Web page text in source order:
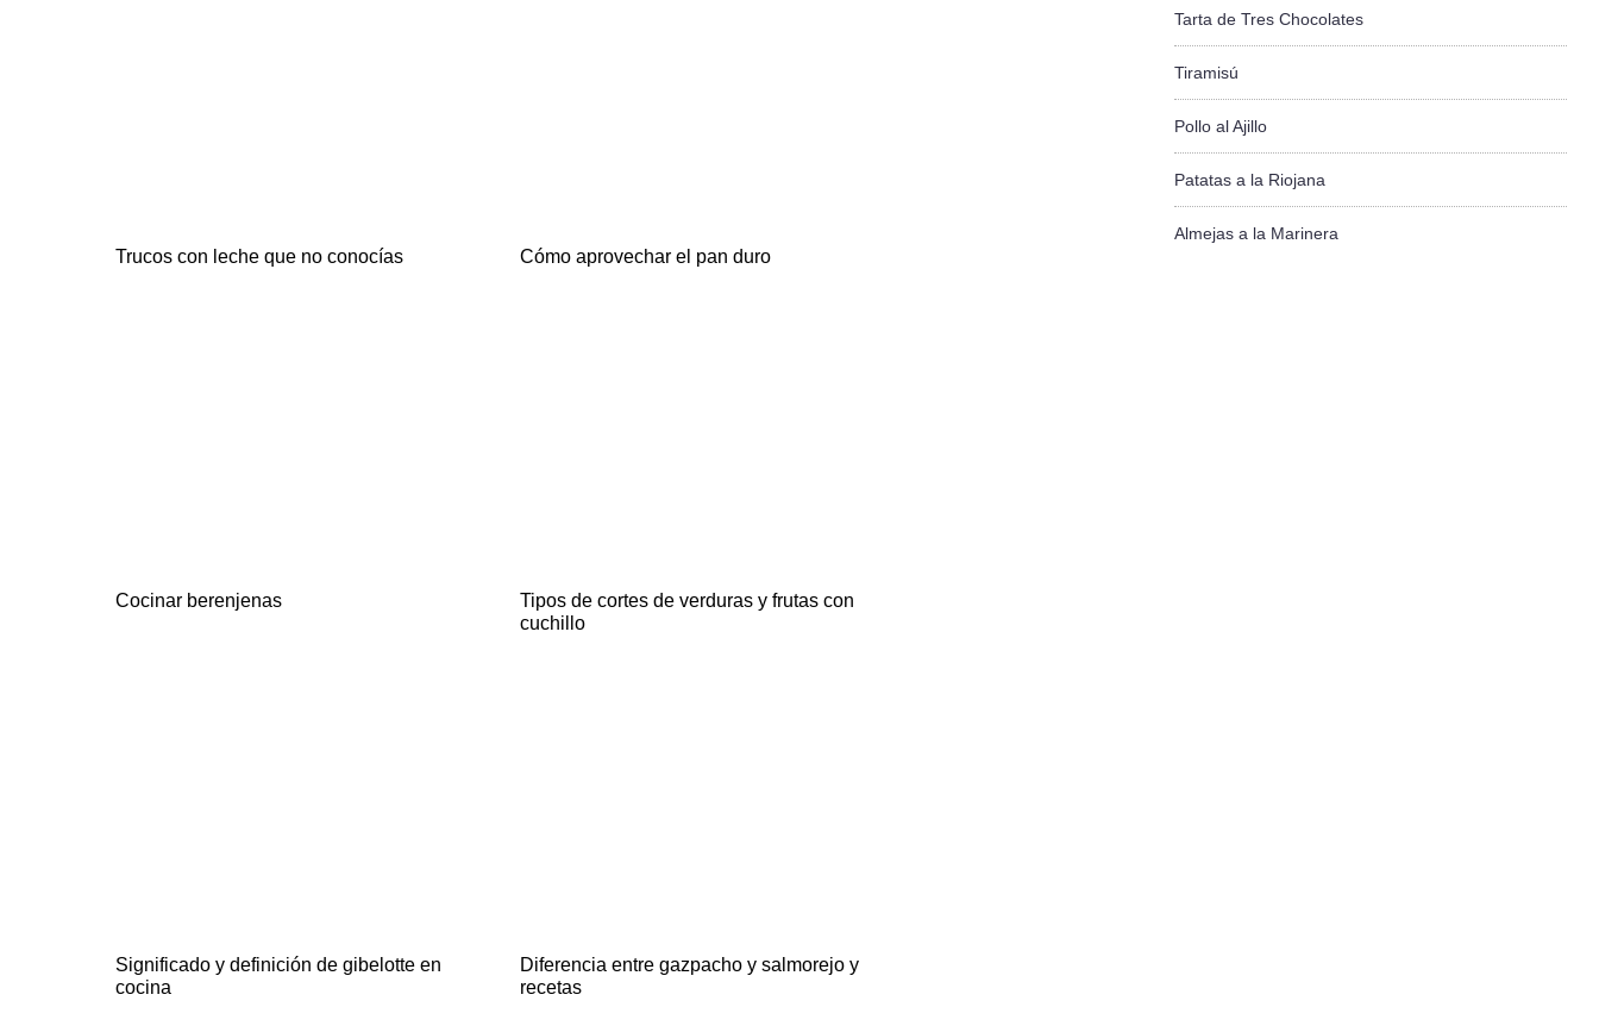
Trucos con leche que no conocías Cómo aprovechar el pan duro
Cocinar berenjenas
Tipos de cortes de verduras y frutas con
cuchillo
Significado y definición de gibelotte en
cocina
Diferencia entre gazpacho y salmorejo y
recetas
Tarta de Tres Chocolates
Tiramisú
Pollo al Ajillo
Patatas a la Riojana
Almejas a la Marinera